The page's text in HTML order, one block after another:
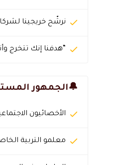
نرشّح خريجينا
“هدفنا إنك تتخرج
🔔الجمهور
الأخصائيون
معلمو التربية